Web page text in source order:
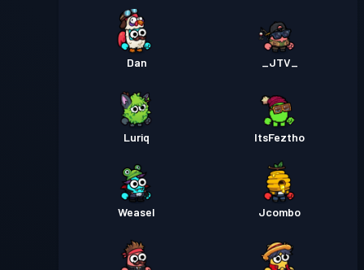
Dan _JTV_
Luriq ItsFeztho
Weasel Jcombo